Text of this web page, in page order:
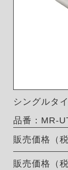
シングルタ
品番：MR-
販売価格（税
販売価格（税